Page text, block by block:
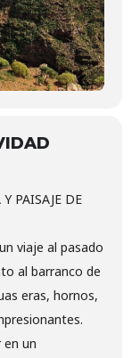
PAISAJE DE
viaje al pasado
al barranco de
eras, hornos,
en un